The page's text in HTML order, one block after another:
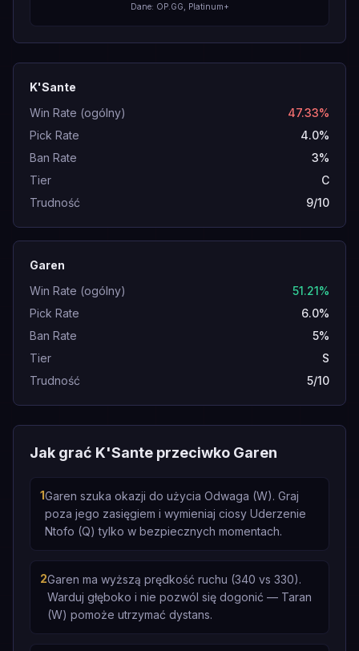
Dane: OP.GG, Platinum+
K'Sante
Win Rate (ogólny)
47.33%
Pick Rate
4.0%
Ban Rate
3%
Tier
C
Trudność
9/10
Garen
Win Rate (ogólny)
51.21%
Pick Rate
6.0%
Ban Rate
5%
Tier
S
Trudność
5/10
Jak grać K'Sante przeciwko Garen
1Garen szuka okazji do użycia Odwaga (W). Graj
poza jego zasięgiem i wymieniaj ciosy Uderzenie
Ntofo (Q) tylko w bezpiecznych momentach.
2Garen ma wyższą prędkość ruchu (340 vs 330).
Warduj głęboko i nie pozwól się dogonić — Taran
(W) pomoże utrzymać dystans.